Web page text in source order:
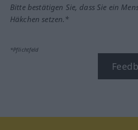
Bitte bestätigen Sie, dass Sie ein
Häkchen setzen.*
*Pflichtfeld